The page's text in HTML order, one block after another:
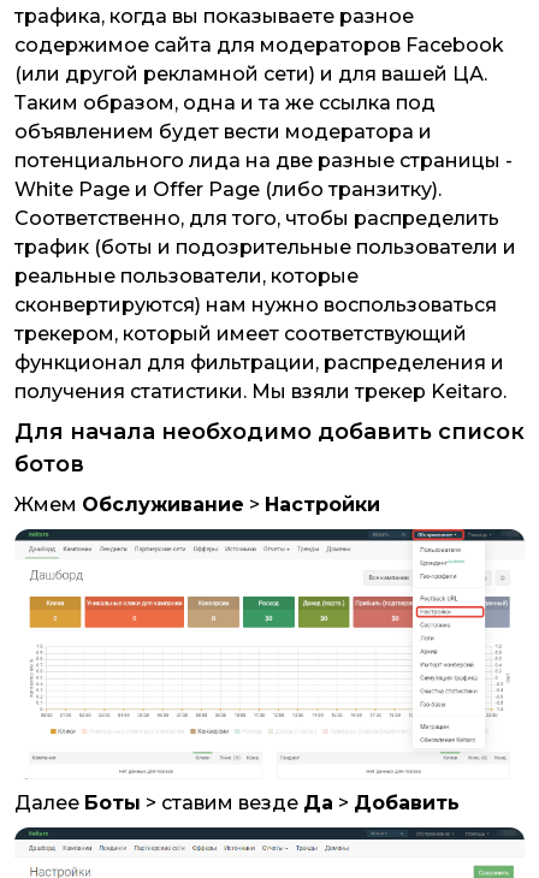
трафика, когда вы показываете разное
содержимое сайта для модераторов Facebook
(или другой рекламной сети) и для вашей ЦА.
Таким образом, одна и та же ссылка под
объявлением будет вести модератора и
потенциального лида на две разные страницы -
White Page и Offer Page (либо транзитку).
Соответственно, для того, чтобы распределить
трафик (боты и подозрительные пользователи и
реальные пользователи, которые
сконвертируются) нам нужно воспользоваться
трекером, который имеет соответствующий
функционал для фильтрации, распределения и
получения статистики. Мы взяли трекер Keitaro.
Для начала необходимо добавить список
ботов
Жмем Обслуживание > Настройки
Далее Боты > ставим везде Да > Добавить